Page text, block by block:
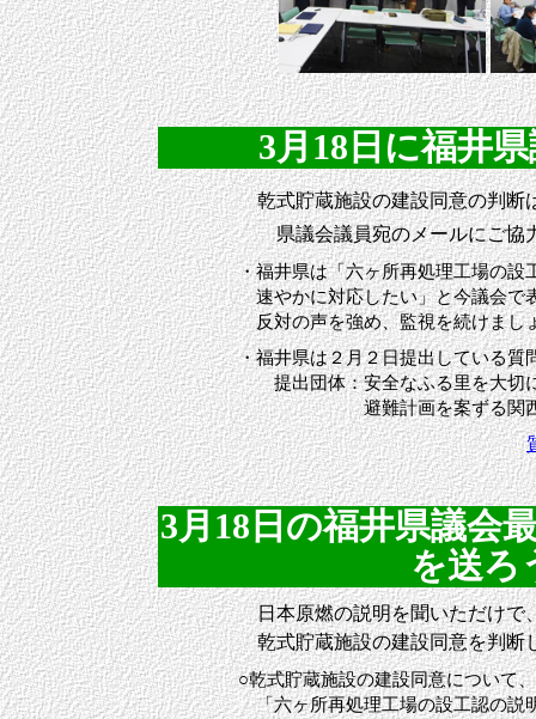
3月18日に福井
乾式貯蔵施設の建設同意の判断
県議会議員宛のメールにご協力
・福井県は「六ヶ所再処理工場の設
速やかに対応したい」と今議会で
反対の声を強め、監視を続けまし
・福井県は２月２日提出している質
提出団体：安全なふる里を大切
避難計画を案ずる関西
3月18日の福井県議会
を送ろ
日本原燃の説明を聞いただけで
乾式貯蔵施設の建設同意を判断
○乾式貯蔵施設の建設同意について
「六ヶ所再処理工場の設工認の説